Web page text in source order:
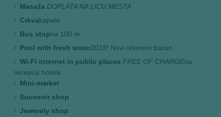
Masaža DOPLATA NA LICU MESTA
Crkvakapela
Bus stopna 100 m
Pool with fresh water2019! Novi otvoreni bazen
Wi-Fi internet in public places FREE OF CHARGEna
recepciji hotela
Mini-market
Souvenir shop
Jewerely shop